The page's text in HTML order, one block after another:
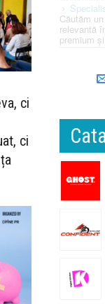
ci
ci
Căutăm
relevantă
premium